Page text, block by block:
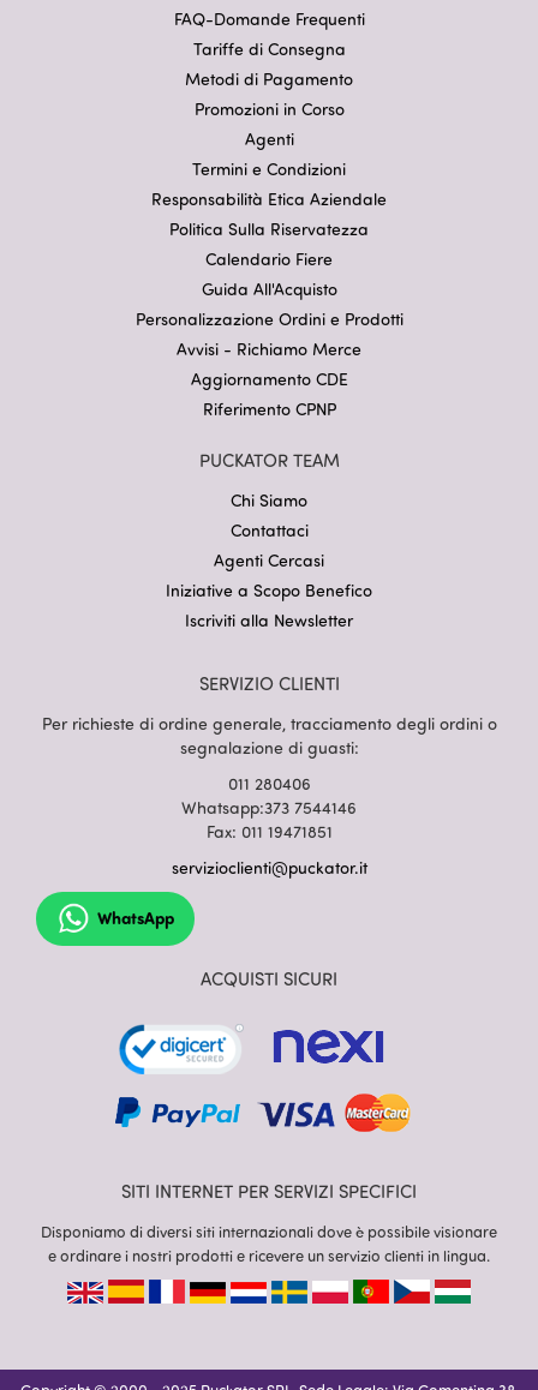
FAQ-Domande Frequenti
Tariffe di Consegna
Metodi di Pagamento
Promozioni in Corso
Agenti
Termini e Condizioni
Responsabilità Etica Aziendale
Politica Sulla Riservatezza
Calendario Fiere
Guida All'Acquisto
Personalizzazione Ordini e Prodotti
Avvisi - Richiamo Merce
Aggiornamento CDE
Riferimento CPNP
PUCKATOR TEAM
Chi Siamo
Contattaci
Agenti Cercasi
Iniziative a Scopo Benefico
Iscriviti alla Newsletter
SERVIZIO CLIENTI
Per richieste di ordine generale, tracciamento degli ordini o
segnalazione di guasti:
011 280406
Whatsapp:373 7544146
Fax: 011 19471851
servizioclienti@puckator.it
WhatsApp
ACQUISTI SICURI
SITI INTERNET PER SERVIZI SPECIFICI
Disponiamo di diversi siti internazionali dove è possibile visionare
e ordinare i nostri prodotti e ricevere un servizio clienti in lingua.